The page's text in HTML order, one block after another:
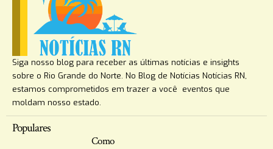
Siga nosso blog para receber as últimas notícias e insights
sobre o Rio Grande do Norte. No Blog de Notícias Notícias RN,
estamos comprometidos em trazer a você eventos que
moldam nosso estado.
Populares
Como